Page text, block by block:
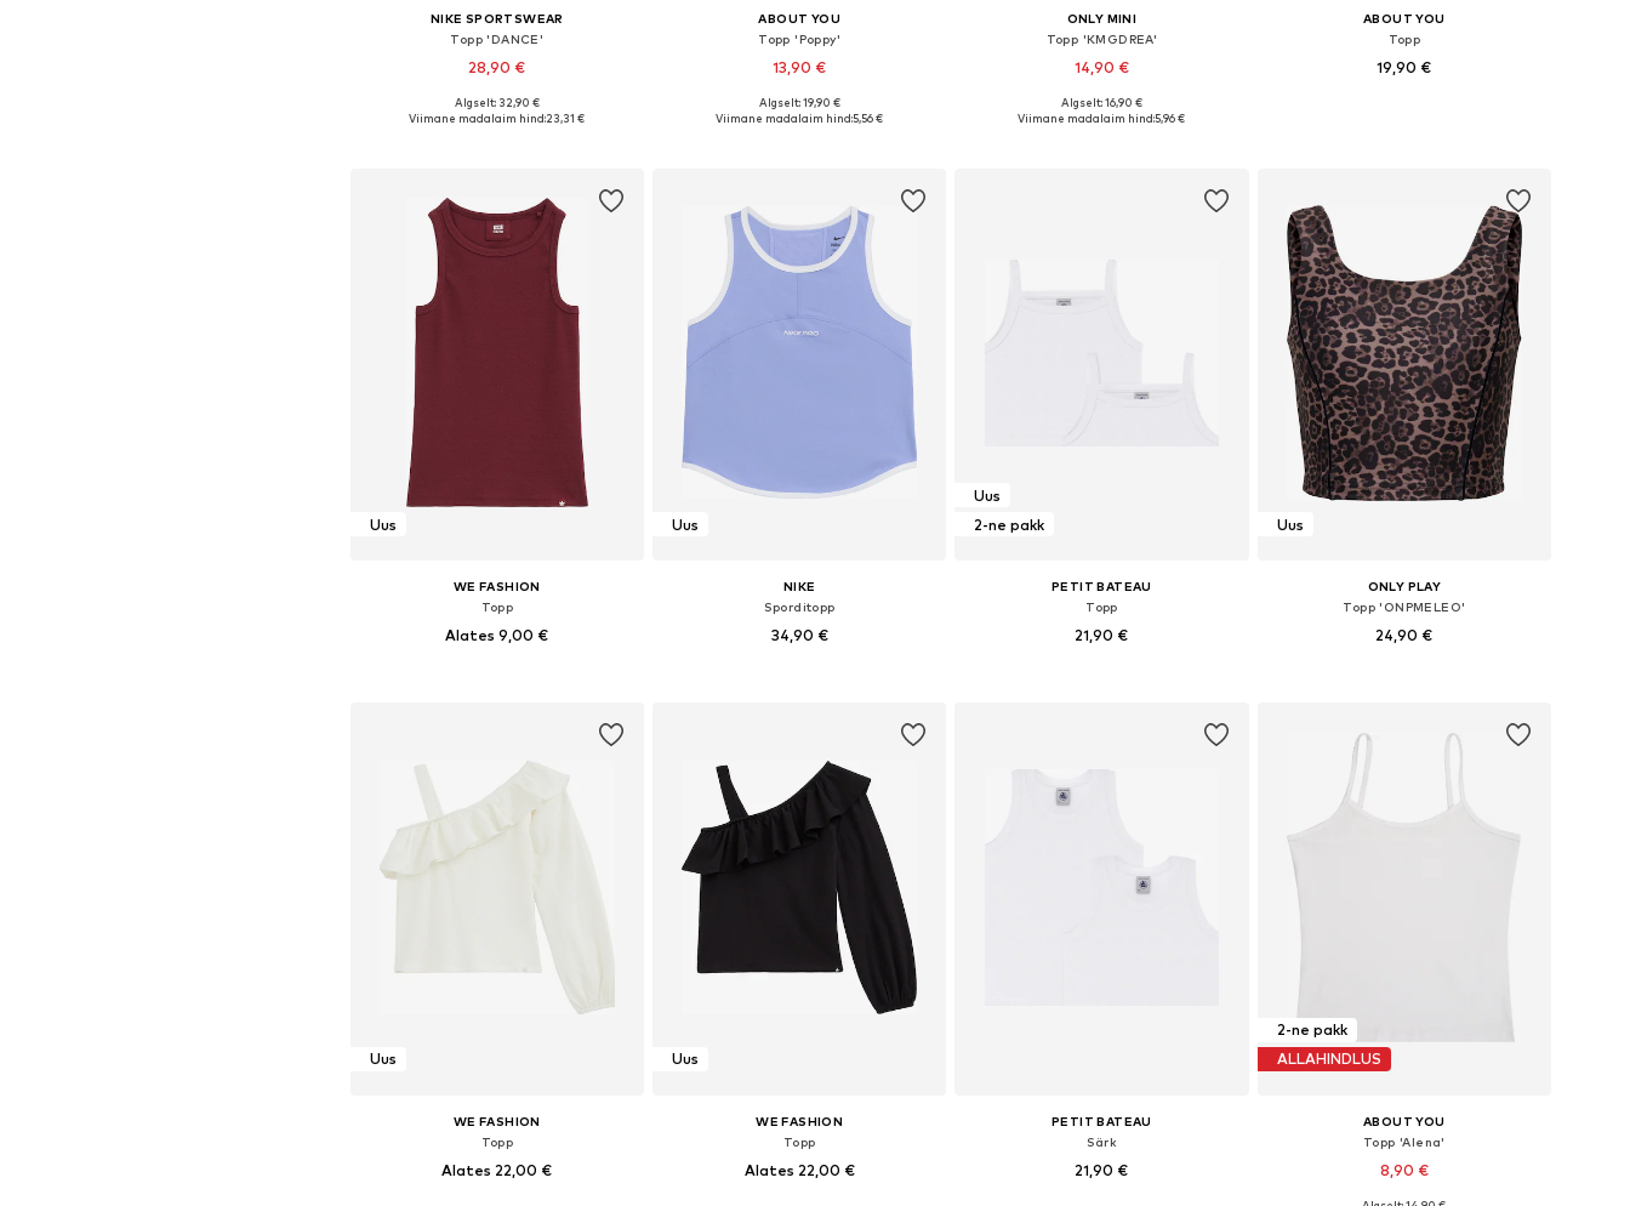
NIKE SPORTSWEAR
Topp 'DANCE'
28,90 €
Algselt: 32,90 €
Viimane madalaim hind:23,31 €
ABOUT YOU
Topp 'Poppy'
13,90 €
Algselt: 19,90 €
Viimane madalaim hind:5,56 €
ONLY MINI
Topp 'KMGDREA'
14,90 €
Algselt: 16,90 €
Viimane madalaim hind:5,96 €
ABOUT YOU
Topp
19,90 €
Uus
WE FASHION
Topp
Alates 9,00 €
Uus
NIKE
Sporditopp
34,90 €
Uus
2-ne pakk
PETIT BATEAU
Topp
21,90 €
Uus
ONLY PLAY
Topp 'ONPMELEO'
24,90 €
Uus
WE FASHION
Topp
Alates 22,00 €
Uus
WE FASHION
Topp
Alates 22,00 €
PETIT BATEAU
Särk
21,90 €
2-ne pakk
ALLAHINDLUS
ABOUT YOU
Topp 'Alena'
8,90 €